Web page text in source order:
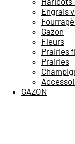
Engrais
Gazon
Fleurs
Prairies
Prairies
GAZON